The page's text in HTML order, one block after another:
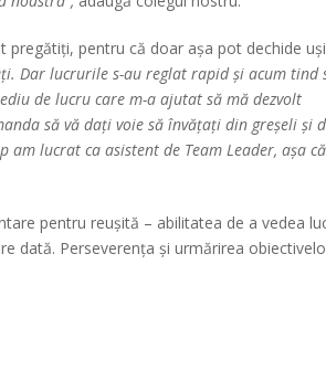
pregătiți, pentru că doar așa pot dechide uși
Dar lucrurile s-au reglat rapid și acum tind
de lucru care m-a ajutat să mă dezvolt
să vă dați voie să învățați din greșeli și
lucrat ca asistent de Team Leader, așa că
pentru reușită – abilitatea de a vedea
dată. Perseverența și urmărirea